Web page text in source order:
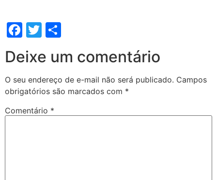
Facebook
Twitter
Deixe um comentário
O seu endereço de e-mail não será publicado. Campos
obrigatórios são marcados com *
Comentário *